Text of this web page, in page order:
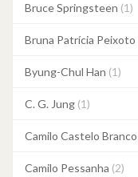
Bruce Springsteen (1)
Bruna Patrícia Peixoto
Byung-Chul Han (1)
C. G. Jung (1)
Camilo Castelo Branco
Camilo Pessanha (2)